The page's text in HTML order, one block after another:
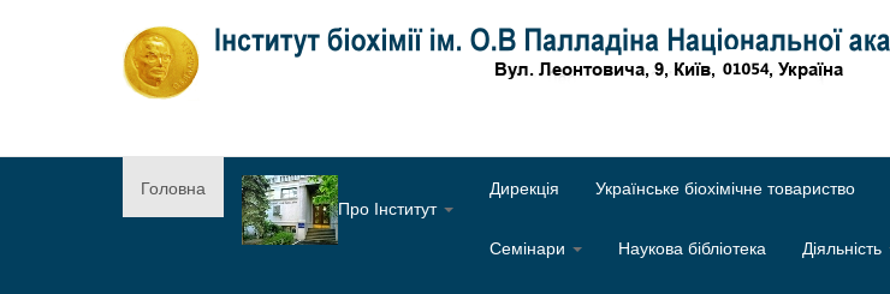
Головна
Про Інститут
Дирекція Українське біохімічне товариство
Семінари Наукова бібліотека Діяльність